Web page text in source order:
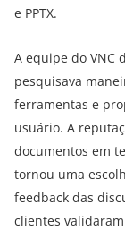
e PPTX.
A equipe do VNC
pesquisava
ferramentas e
usuário. A
documentos em
tornou uma
feedback das
clientes validaram